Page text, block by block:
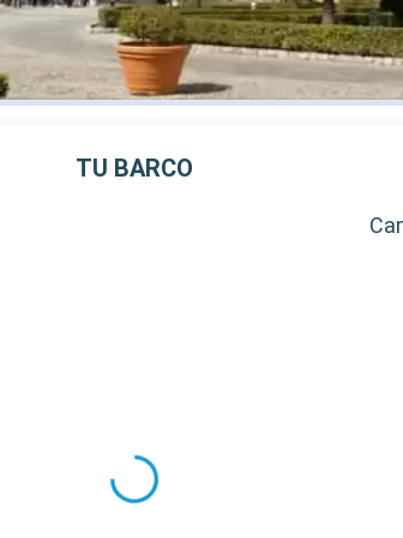
adultos)
- 40% de descuento en una
prepago de spa
- 10% de descuento en
tratamientos de spa
- Embarque prioritario y
TU BARCO